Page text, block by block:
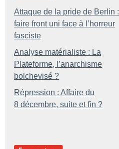
Attaque de la pride de Berlin :
faire front uni face à l’horreur
fasciste
Analyse matérialiste : La
Plateforme, l’anarchisme
bolchevisé ?
Répression : Affaire du
8 décembre, suite et fin ?